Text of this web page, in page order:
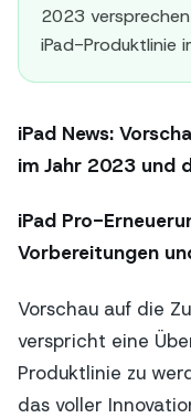
2023
iPad-Produktlinie
iPad News:
im Jahr 2023 und
iPad Pro-
Vorbereitungen
Vorschau auf die
verspricht eine
Produktlinie zu
das voller